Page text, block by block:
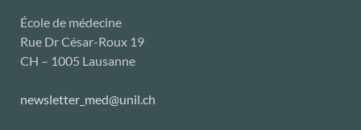
École de médecine
Rue Dr César-Roux 19
CH – 1005 Lausanne
newsletter_med@unil.ch